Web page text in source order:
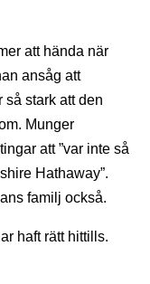
att hända när
ansåg att
så stark att den
Munger
att ”var inte så
Hathaway”.
familj också.
haft rätt hittills.